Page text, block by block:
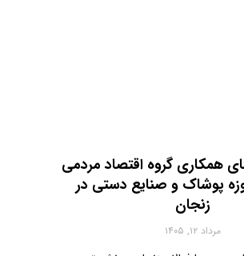
همکاری گروه اقتصاد مردمی
پوشاک و صنایع دستی در
زنجان
مرداد ۱۲, ۱۴۰۵